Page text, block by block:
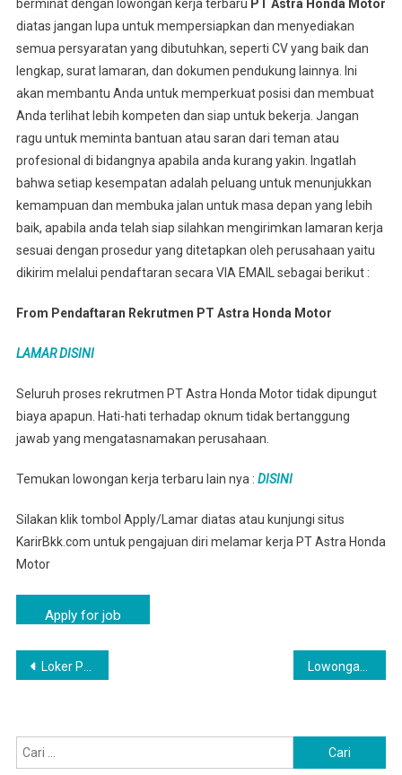
berminat dengan lowongan kerja terbaru PT Astra Honda Motor
diatas jangan lupa untuk mempersiapkan dan menyediakan
semua persyaratan yang dibutuhkan, seperti CV yang baik dan
lengkap, surat lamaran, dan dokumen pendukung lainnya. Ini
akan membantu Anda untuk memperkuat posisi dan membuat
Anda terlihat lebih kompeten dan siap untuk bekerja. Jangan
ragu untuk meminta bantuan atau saran dari teman atau
profesional di bidangnya apabila anda kurang yakin. Ingatlah
bahwa setiap kesempatan adalah peluang untuk menunjukkan
kemampuan dan membuka jalan untuk masa depan yang lebih
baik, apabila anda telah siap silahkan mengirimkan lamaran kerja
sesuai dengan prosedur yang ditetapkan oleh perusahaan yaitu
dikirim melalui pendaftaran secara VIA EMAIL sebagai berikut :
From Pendaftaran Rekrutmen PT Astra Honda Motor
LAMAR DISINI
Seluruh proses rekrutmen PT Astra Honda Motor tidak dipungut
biaya apapun. Hati-hati terhadap oknum tidak bertanggung
jawab yang mengatasnamakan perusahaan.
Temukan lowongan kerja terbaru lain nya : DISINI
Silakan klik tombol Apply/Lamar diatas atau kunjungi situs
KarirBkk.com untuk pengajuan diri melamar kerja PT Astra Honda
Motor
Navigasi
Loker PT Astra Honda Motor Plawad, Karawang Via Online
untuk: